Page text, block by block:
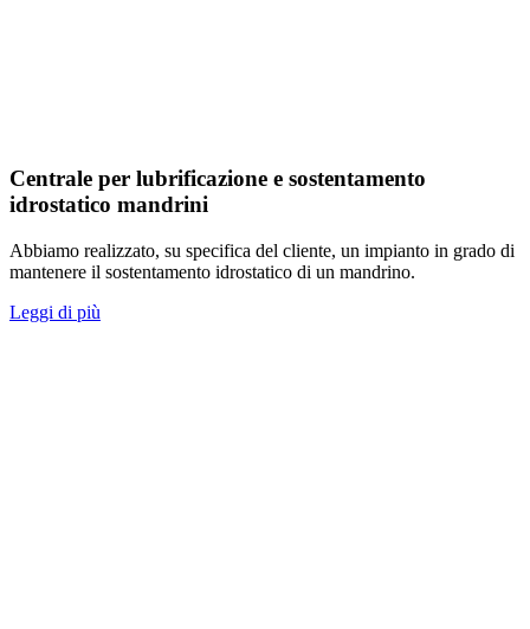
Centrale per lubrificazione e sostentamento
idrostatico mandrini
Abbiamo realizzato, su specifica del cliente, un impianto in grado di
mantenere il sostentamento idrostatico di un mandrino.
Leggi di più